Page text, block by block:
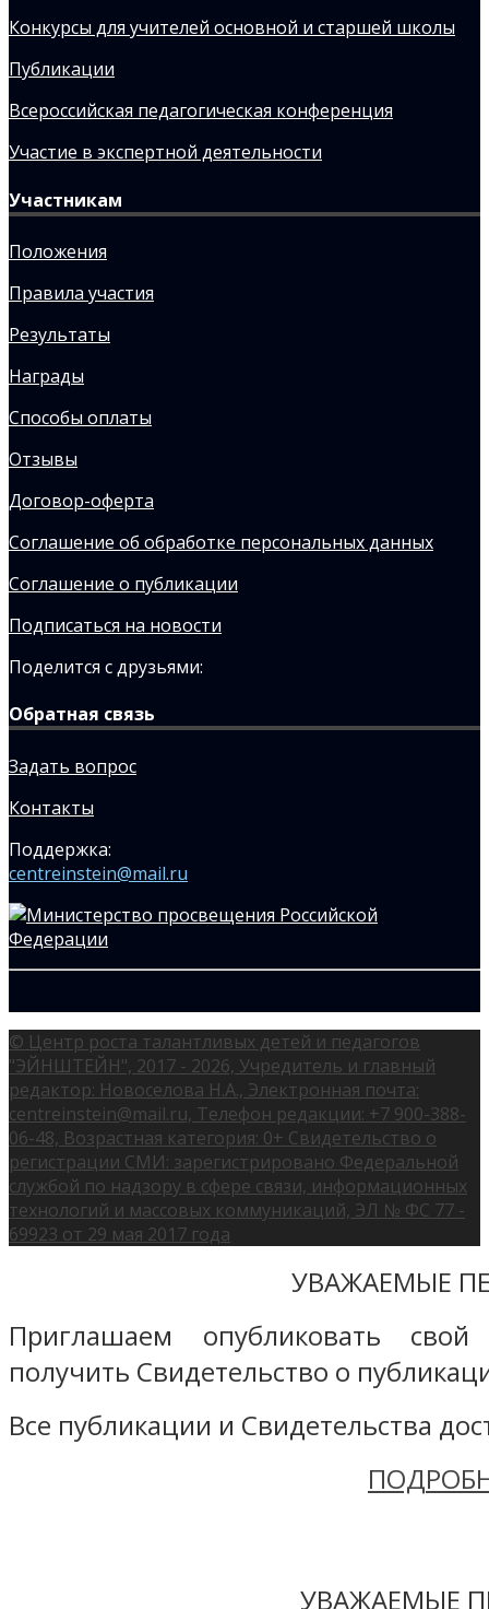
Конкурсы для учителей основной и старшей школы
Публикации
Всероссийская педагогическая конференция
Участие в экспертной деятельности
Участникам
Положения
Правила участия
Результаты
Награды
Способы оплаты
Отзывы
Договор-оферта
Соглашение об обработке персональных данных
Соглашение о публикации
Подписаться на новости
Поделится с друзьями:
Обратная связь
Задать вопрос
Контакты
Поддержка:
centreinstein@mail.ru
© Центр роста талантливых детей и педагогов
"ЭЙНШТЕЙН", 2017 - 2026, Учредитель и главный
редактор: Новоселова Н.А., Электронная почта:
centreinstein@mail.ru, Телефон редакции: +7 900-388-
06-48, Возрастная категория: 0+ Свидетельство о
регистрации СМИ: зарегистрировано Федеральной
службой по надзору в сфере связи, информационных
технологий и массовых коммуникаций, ЭЛ № ФС 77 -
69923 от 29 мая 2017 года
УВАЖАЕМЫЕ
Приглашаем опубликовать
получить Свидетельство о
Все публикации и Свидетельства
УВАЖАЕМЫЕ